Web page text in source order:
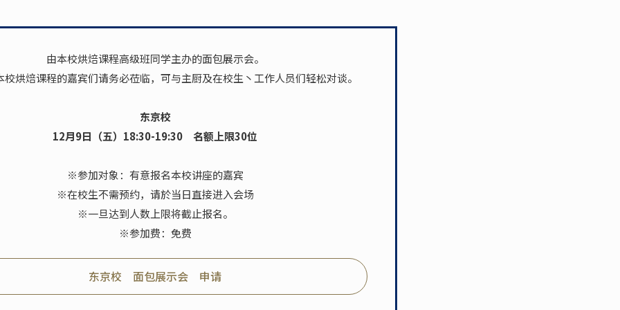
由本校烘焙课程高级班同学主办的面包展示会。
校烘焙课程的嘉宾们请务必莅临，可与主厨及在校生丶工作人员们轻松对谈。
东京校
12月9日（五）18:30-19:30 名额上限30位
※参加对象：有意报名本校讲座的嘉宾
※在校生不需预约，请於当日直接进入会场
※一旦达到人数上限将截止报名。
※参加费：免费
东京校 面包展示会 申请